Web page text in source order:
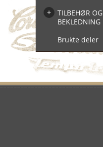
TILBEHØR OG
BEKLEDNING
Brukte deler